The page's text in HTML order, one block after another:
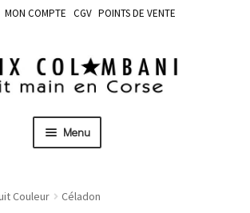
MON COMPTE CGV POINTS DE VENTE
Menu
Couleur Céladon